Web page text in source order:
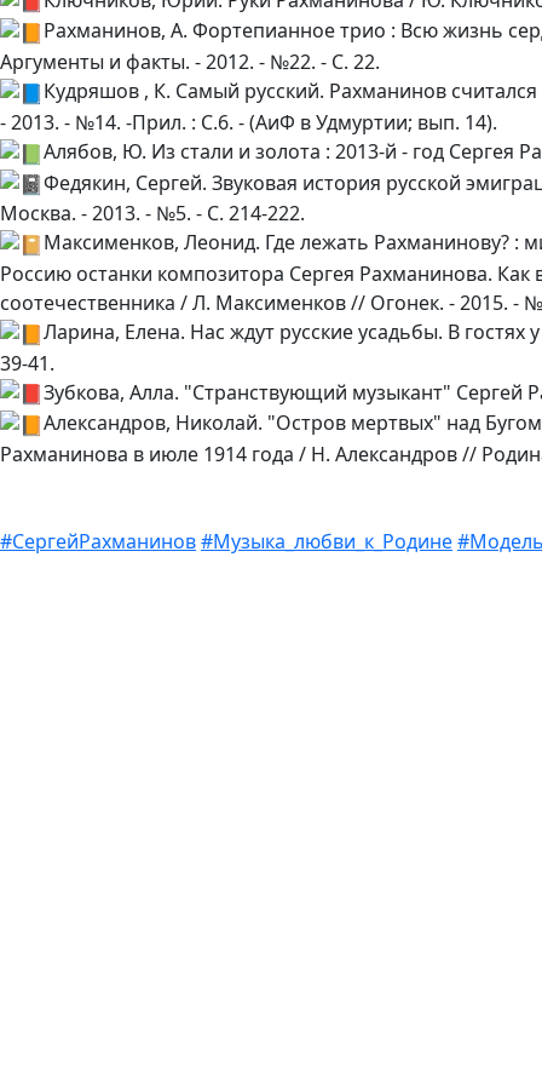
Рахманинов, А. Фортепианное трио : Всю жизнь
Аргументы и факты. - 2012. - №22. - С. 22.
Кудряшов , К. Самый русский. Рахманинов
- 2013. - №14. -Прил. : С.6. - (АиФ в Удмуртии; вып. 14).
Алябов, Ю. Из стали и золота : 2013-й - год Сергея
Федякин, Сергей. Звуковая история русской
Москва. - 2013. - №5. - С. 214-222.
Максименков, Леонид. Где лежать Рахманинову? :
Россию останки композитора Сергея Рахманинова.
соотечественника / Л. Максименков // Огонек. - 2015. -
Ларина, Елена. Нас ждут русские усадьбы. В
39-41.
Зубкова, Алла. "Странствующий музыкант" Сергей
Александров, Николай. "Остров мертвых" над
Рахманинова в июле 1914 года / Н. Александров //
#СергейРахманинов#Музыка_любви_к_Родине